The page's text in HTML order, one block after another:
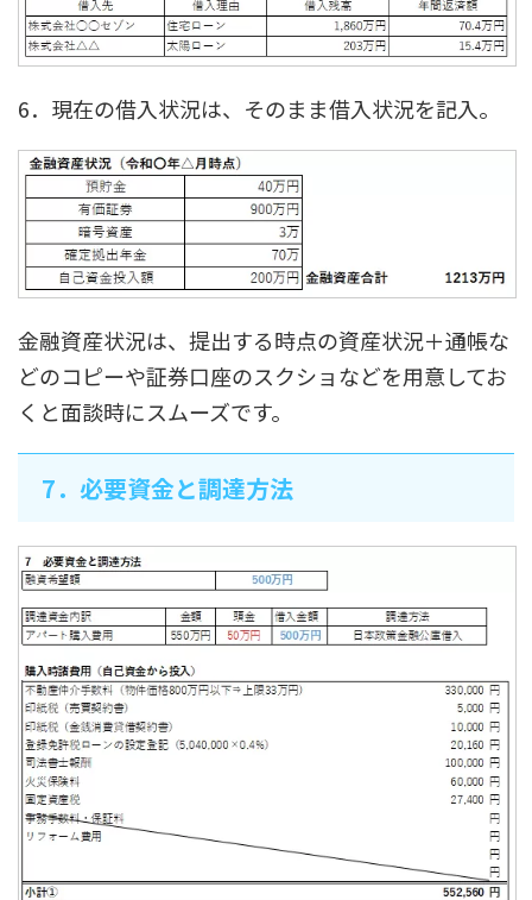
6．現在の借入状況は、そのまま借入状況を記入。
金融資産状況は、提出する時点の資産状況＋通帳な
どのコピーや証券口座のスクショなどを用意してお
くと面談時にスムーズです。
7．必要資金と調達方法